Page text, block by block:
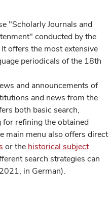
"Scholarly Journals and
conducted by the
offers the most extensive
periodicals of the 18th
and announcements of
and news from the
both basic search,
refining the obtained
main menu also offers direct
or the historical subject
search strategies can
in German).